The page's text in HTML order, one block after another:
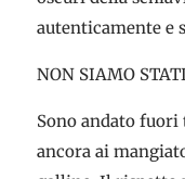
autenticamente e
NON SIAMO
Sono andato
ancora ai